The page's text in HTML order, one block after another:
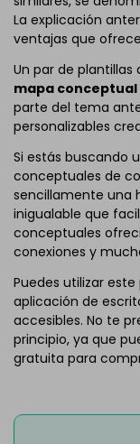
La explicación
ventajas que
Un par de
mapa
parte del tema
personalizables
Si estás buscando
conceptuales de
sencillamente una
inigualable que
conceptuales
conexiones y
Puedes utilizar
aplicación de
accesibles. No te
principio, ya que
gratuita para